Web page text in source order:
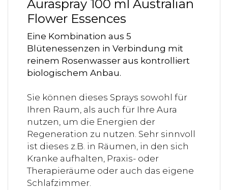
Auraspray 100 ml Australian
Flower Essences
Eine Kombination aus 5
Blütenessenzen in Verbindung mit
reinem Rosenwasser aus kontrolliert
biologischem Anbau.
Sie können dieses Sprays sowohl für
Ihren Raum, als auch für Ihre Aura
nutzen, um die Energien der
Regeneration zu nutzen. Sehr sinnvoll
ist dieses z.B. in Räumen, in den sich
Kranke aufhalten, Praxis- oder
Therapieräume oder auch das eigene
Schlafzimmer.